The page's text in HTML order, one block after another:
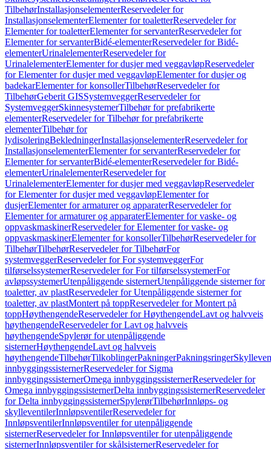
TilbehørInstallasjonselementerReservedeler for
InstallasjonselementerElementer for toaletterReservedeler for
Elementer for toaletterElementer for servanterReservedeler for
Elementer for servanterBidé-elementerReservedeler for Bidé-
elementerUrinalelementerReservedeler for
UrinalelementerElementer for dusjer med veggavløpReservedeler
for Elementer for dusjer med veggavløpElementer for dusjer og
badekarElementer for konsollerTilbehørReservedeler for
TilbehørGeberit GISSystemveggerReservedeler for
SystemveggerSkinnesystemerTilbehør for prefabrikerte
elementerReservedeler for Tilbehør for prefabrikerte
elementerTilbehør for
lydisoleringBekledningerInstallasjonselementerReservedeler for
InstallasjonselementerElementer for servanterReservedeler for
Elementer for servanterBidé-elementerReservedeler for Bidé-
elementerUrinalelementerReservedeler for
UrinalelementerElementer for dusjer med veggavløpReservedeler
for Elementer for dusjer med veggavløpElementer for
dusjerElementer for armaturer og apparaterReservedeler for
Elementer for armaturer og apparaterElementer for vaske- og
oppvaskmaskinerReservedeler for Elementer for vaske- og
oppvaskmaskinerElementer for konsollerTilbehørReservedeler for
TilbehørTilbehørReservedeler for TilbehørFor
systemveggerReservedeler for For systemveggerFor
tilførselssystemerReservedeler for For tilførselssystemerFor
avløpssystemerUtenpåliggende sisternerUtenpåliggende sisterner for
toaletter, av plastReservedeler for Utenpåliggende sisterner for
toaletter, av plastMontert på toppReservedeler for Montert på
toppHøythengendeReservedeler for HøythengendeLavt og halvveis
høythengendeReservedeler for Lavt og halvveis
høythengendeSpylerør for utenpåliggende
sisternerHøythengendeLavt og halvveis
høythengendeTilbehørTilkoblingerPakningerPakningsringer
innbyggingssisternerReservedeler for Sigma
innbyggingssisternerOmega innbyggingssisternerReservedeler for
Omega innbyggingssisternerDelta innbyggingssisternerReservedeler
for Delta innbyggingssisternerSpylerørTilbehørInnløps- og
skylleventilerInnløpsventilerReservedeler for
InnløpsventilerInnløpsventiler for utenpåliggende
sisternerReservedeler for Innløpsventiler for utenpåliggende
sisternerInnløpsventiler for skålsisternerReservedeler for